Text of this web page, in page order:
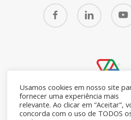
facebook linkedin
© 2026 CRM7 Zoho Brasil. Todos
26.371.672/0001-
Usamos cookies em nosso site
fornecer uma experiência mais
relevante. Ao clicar em “Aceitar”,
concorda com o uso de TODOS